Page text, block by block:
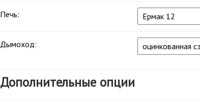
Печь:
Дымоход:
Дополнительные опции